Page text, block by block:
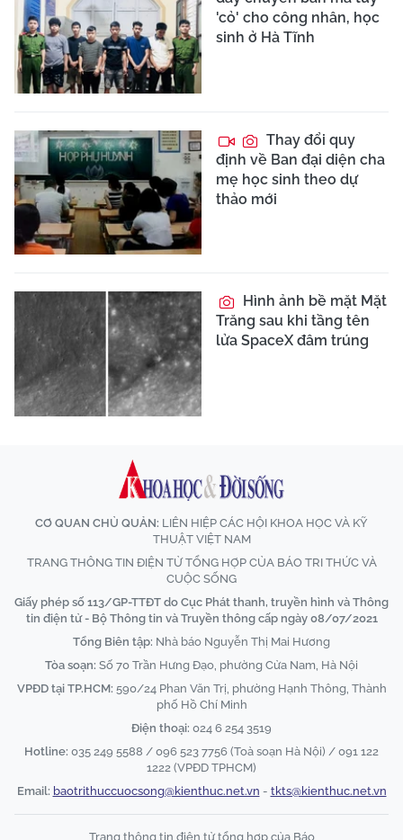
'cỏ' cho công nhân, học
sinh ở Hà Tĩnh
Thay đổi quy
định về Ban đại diện cha
mẹ học sinh theo dự
thảo mới
Hình ảnh bề mặt Mặt
Trăng sau khi tầng tên
lửa SpaceX đâm trúng
CƠ QUAN CHỦ QUẢN: LIÊN HIỆP CÁC HỘI KHOA HỌC VÀ KỸ
THUẬT VIỆT NAM
TRANG THÔNG TIN ĐIỆN TỬ TỔNG HỢP CỦA BÁO TRI THỨC VÀ
CUỘC SỐNG
Giấy phép số 113/GP-TTĐT do Cục Phát thanh, truyền hình và Thông
tin điện tử - Bộ Thông tin và Truyền thông cấp ngày 08/07/2021
Tổng Biên tập: Nhà báo Nguyễn Thị Mai Hương
Tòa soạn: Số 70 Trần Hưng Đạo, phường Cửa Nam, Hà Nội
VPĐD tại TP.HCM: 590/24 Phan Văn Trị, phường Hạnh Thông, Thành
phố Hồ Chí Minh
Điện thoại: 024 6 254 3519
Hotline: 035 249 5588 / 096 523 7756 (Toà soạn Hà Nội) / 091 122
1222 (VPĐD TPHCM)
Email: baotrithuccuocsong@kienthuc.net.vn - tkts@kienthuc.net.vn
Trang thông tin điện tử tổng hợp của Báo